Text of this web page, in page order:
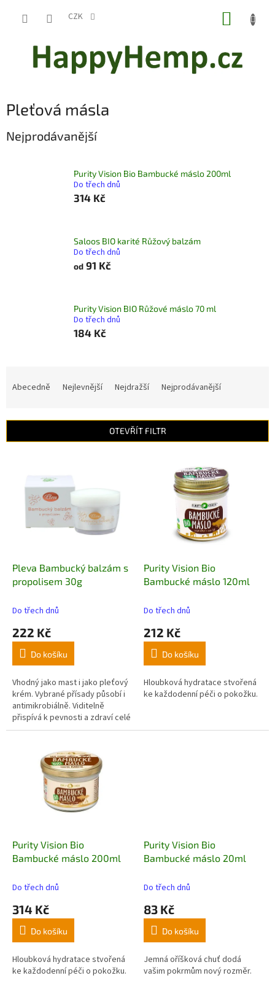
CZK
Pleťová másla
Nejprodávanější
Purity Vision Bio Bambucké máslo 200ml
Do třech dnů
314 Kč
Saloos BIO karité Růžový balzám
Do třech dnů
od 91 Kč
Purity Vision BIO Růžové máslo 70 ml
Do třech dnů
184 Kč
í
Abecedně Nejlevnější Nejdražší Nejprodávanější
OTEVŘÍT FILTR
Pleva Bambucký balzám s
propolisem 30g
Do třech dnů
222 Kč
Do košíku
Vhodný jako mast i jako pleťový
krém. Vybrané přísady působí i
antimikrobiálně. Viditelně
přispívá k pevnosti a zdraví celé
vaší pokožky – a to hned po
parfemace
Purity Vision Bio
Bambucké máslo 120ml
Do třech dnů
212 Kč
Do košíku
Hloubková hydratace stvořená
ke každodenní péči o pokožku.
Purity Vision Bio
Bambucké máslo 200ml
Do třech dnů
314 Kč
Do košíku
Hloubková hydratace stvořená
ke každodenní péči o pokožku.
Purity Vision Bio
Bambucké máslo 20ml
Do třech dnů
83 Kč
Do košíku
Jemná oříšková chuť dodá
vašim pokrmům nový rozměr.